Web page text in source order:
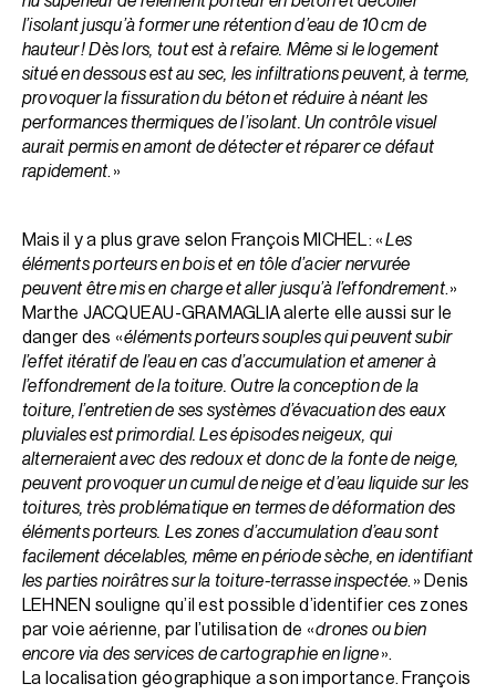
l’isolant jusqu’à former une rétention d’eau de 10 cm de
hauteur ! Dès lors, tout est à refaire. Même si le logement
situé en dessous est au sec, les infiltrations peuvent, à terme,
provoquer la fissuration du béton et réduire à néant les
performances thermiques de l’isolant. Un contrôle visuel
aurait permis en amont de détecter et réparer ce défaut
rapidement. »
Mais il y a plus grave selon François MICHEL : «Les
éléments porteurs en bois et en tôle d’acier nervurée
peuvent être mis en charge et aller jusqu’à l’effondrement. »
Marthe JACQUEAU-GRAMAGLIA alerte elle aussi sur le
danger des «éléments porteurs souples qui peuvent subir
l’effet itératif de l’eau en cas d’accumulation et amener à
l’effondrement de la toiture. Outre la conception de la
toiture, l’entretien de ses systèmes d’évacuation des eaux
pluviales est primordial. Les épisodes neigeux, qui
alterneraient avec des redoux et donc de la fonte de neige,
peuvent provoquer un cumul de neige et d’eau liquide sur les
toitures, très problématique en termes de déformation des
éléments porteurs. Les zones d’accumulation d’eau sont
facilement décelables, même en période sèche, en identifiant
les parties noirâtres sur la toiture-terrasse inspectée. » Denis
LEHNEN souligne qu’il est possible d’identifier ces zones
par voie aérienne, par l’utilisation de «drones ou bien
encore via des services de cartographie en ligne».
La localisation géographique a son importance. François